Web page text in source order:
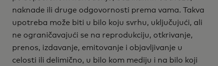
naknade ili druge odgovornosti prema vama. Takva
upotreba može biti u bilo koju svrhu, uključujući, ali
ne ograničavajući se na reprodukciju, otkrivanje,
prenos, izdavanje, emitovanje i objavljivanje u
celosti ili delimično, u bilo kom mediju i na bilo koji